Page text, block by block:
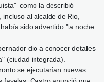
como la describió
al alcalde de Rio,
sido advertido "la noche
dio a conocer detalles
(ciudad integrada).
se ejecutarían nuevas
Castro anunció que,